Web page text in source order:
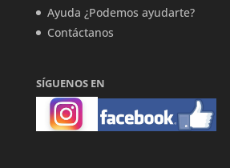
Ayuda ¿Podemos ayudarte?
Contáctanos
SÍGUENOS EN